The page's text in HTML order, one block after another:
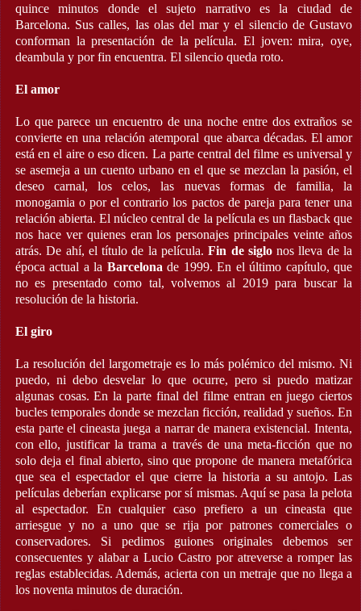
quince minutos donde el sujeto narrativo es la ciudad de
Barcelona. Sus calles, las olas del mar y el silencio de Gustavo
conforman la presentación de la película. El joven: mira, oye,
deambula y por fin encuentra. El silencio queda roto.
El amor
Lo que parece un encuentro de una noche entre dos extraños se
convierte en una relación atemporal que abarca décadas. El amor
está en el aire o eso dicen. La parte central del filme es universal y
se asemeja a un cuento urbano en el que se mezclan la pasión, el
deseo carnal, los celos, las nuevas formas de familia, la
monogamia o por el contrario los pactos de pareja para tener una
relación abierta. El núcleo central de la película es un flasback que
nos hace ver quienes eran los personajes principales veinte años
atrás. De ahí, el título de la película.Fin de siglonos lleva de la
época actual a la Barcelona de 1999. En el último capítulo, que
no es presentado como tal, volvemos al 2019 para buscar la
resolución de la historia.
El giro
La resolución del largometraje es lo más polémico del mismo. Ni
puedo, ni debo desvelar lo que ocurre, pero si puedo matizar
algunas cosas. En la parte final del filme entran en juego ciertos
bucles temporales donde se mezclan ficción, realidad y sueños. En
esta parte el cineasta juega a narrar de manera existencial. Intenta,
con ello, justificar la trama a través de una meta-ficción que no
solo deja el final abierto, sino que propone de manera metafórica
que sea el espectador el que cierre la historia a su antojo. Las
películas deberían explicarse por sí mismas. Aquí se pasa la pelota
al espectador. En cualquier caso prefiero a un cineasta que
arriesgue y no a uno que se rija por patrones comerciales o
conservadores. Si pedimos guiones originales debemos ser
consecuentes y alabar a Lucio Castro por atreverse a romper las
reglas establecidas. Además, acierta con un metraje que no llega a
los noventa minutos de duración.